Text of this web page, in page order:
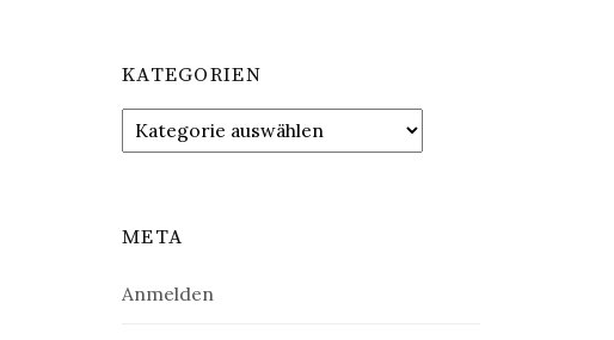
KATEGORIEN
Kategorien
META
Anmelden